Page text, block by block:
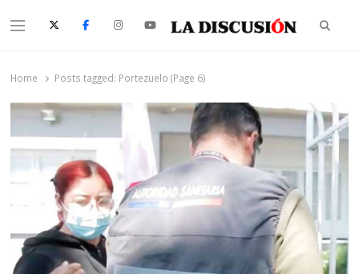
Menu
Home Posts tagged: Portezuelo (Page 6)